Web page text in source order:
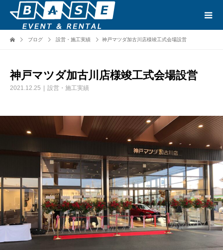
ブログ 設営・施工実績 神戸マツダ加古川店様竣工式会場設営
神戸マツダ加古川店様竣工式会場設営
2021.12.25 設営・施工実績